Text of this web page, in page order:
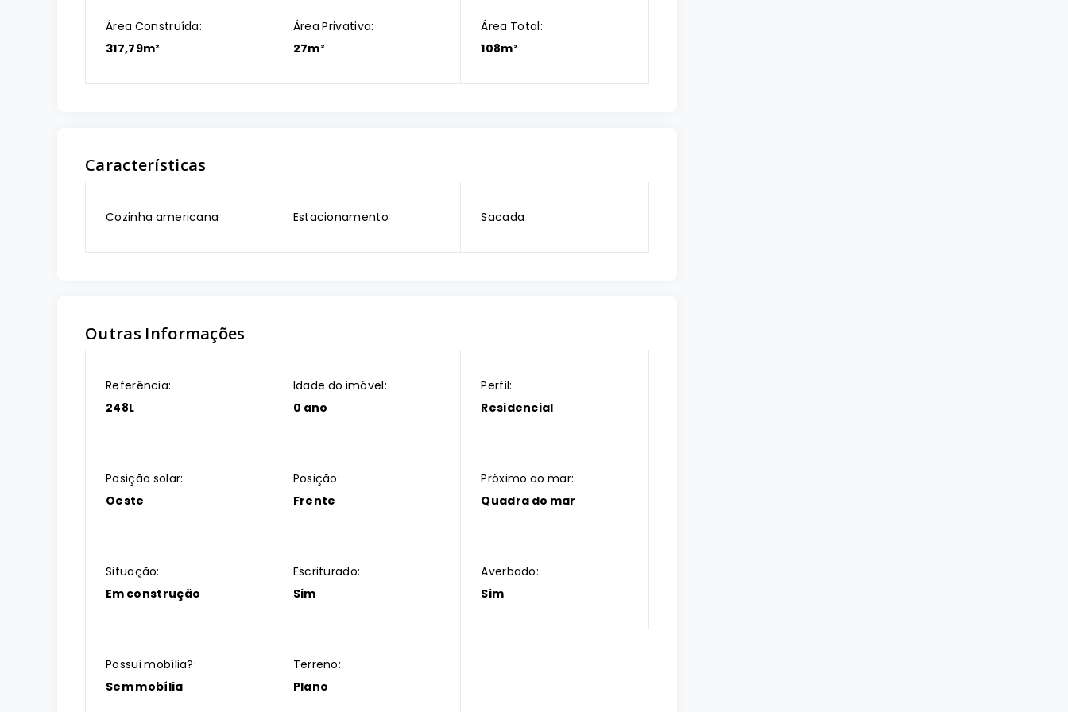
Área Construída:
317,79m²
Área Privativa:
27m²
Área Total:
108m²
Características
Cozinha americana Estacionamento Sacada
Outras Informações
Referência:
248L
Idade do imóvel:
0 ano
Perfil:
Residencial
Posição solar:
Oeste
Posição:
Frente
Próximo ao mar:
Quadra do mar
Situação:
Em construção
Escriturado:
Sim
Averbado:
Sim
Possui mobília?:
Sem mobília
Terreno:
Plano